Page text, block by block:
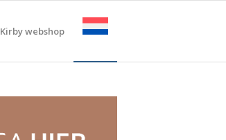
Kirby webshop